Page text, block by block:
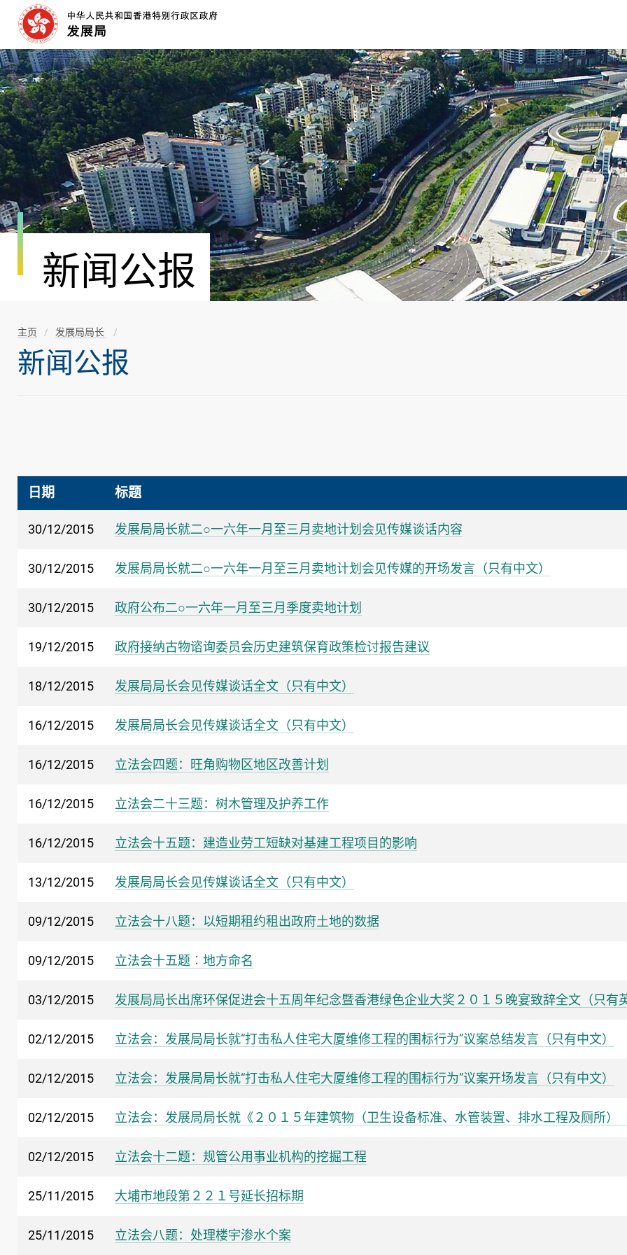
容
开
始
新闻公报
主页 发展局局长
新闻公报
日期 标题
30/12/2015 发展局局长就二○一六年一月至三月卖地计划会见传媒谈话内容
30/12/2015 发展局局长就二○一六年一月至三月卖地计划会见传媒的开场发言（只有中文）
30/12/2015 政府公布二○一六年一月至三月季度卖地计划
19/12/2015 政府接纳古物谘询委员会历史建筑保育政策检讨报告建议
18/12/2015 发展局局长会见传媒谈话全文（只有中文）
16/12/2015 发展局局长会见传媒谈话全文（只有中文）
16/12/2015 立法会四题：旺角购物区地区改善计划
16/12/2015 立法会二十三题：树木管理及护养工作
16/12/2015 立法会十五题：建造业劳工短缺对基建工程项目的影响
13/12/2015 发展局局长会见传媒谈话全文（只有中文）
09/12/2015 立法会十八题：以短期租约租出政府土地的数据
09/12/2015 立法会十五题︰地方命名
03/12/2015 发展局局长出席环保促进会十五周年纪念暨香港绿色企业大奖２０１５晚宴致辞全文（只有
02/12/2015 立法会：发展局局长就“打击私人住宅大厦维修工程的围标行为”议案总结发言（只有中文）
02/12/2015 立法会：发展局局长就“打击私人住宅大厦维修工程的围标行为”议案开场发言（只有中文）
02/12/2015 立法会：发展局局长就《２０１５年建筑物（卫生设备标准、水管装置、排水工程及厕所
02/12/2015 立法会十二题：规管公用事业机构的挖掘工程
25/11/2015 大埔市地段第２２１号延长招标期
25/11/2015 立法会八题：处理楼宇渗水个案